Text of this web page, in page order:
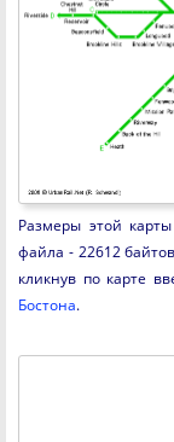
Размеры этой
файла - 22612
кликнув по карте
Бостона.